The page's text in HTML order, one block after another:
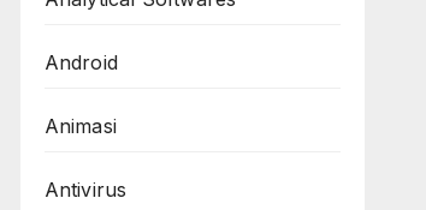
Android
Animasi
Antivirus